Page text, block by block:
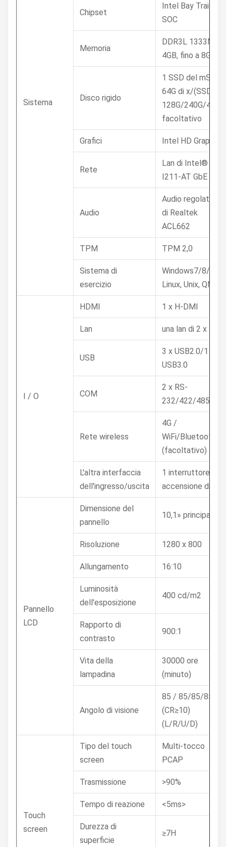
Sistema
Chipset
Intel Bay Trail
SOC
Memoria
DDR3L 1333MHz
4GB, fino a 8GB
Disco rigido
1 SSD del mSATA
64G di x/(SSD
128G/240G/
facoltativo
Grafici Intel HD Graphics
Rete
Lan di Intel®
I211-AT GbE
Audio
Audio regolatore
di Realtek
ACL662
TPM TPM 2,0
Sistema di
esercizio
Windows7/8/10,
Linux, Unix, QNX
I / O
HDMI 1 x H-DMI
Lan una lan di 2 x
USB
3 x USB2.0/1 x
USB3.0
COM
2 x RS-
232/422/485
Rete wireless
4G /
WiFi/Bluetooth
(facoltativo)
L'altra interfaccia
dell'ingresso/uscita
1 interruttore di
accensione di x
Pannello
LCD
Dimensione del
pannello
10,1» principale
Risoluzione 1280 x 800
Allungamento 16:10
Luminosità
dell'esposizione
400 cd/m2
Rapporto di
contrasto
900:1
Vita della
lampadina
30000 ore
(minuto)
Angolo di visione
85 / 85/85/85
(CR≥10)
(L/R/U/D)
Touch
screen
Tipo del touch
screen
Multi-tocco
PCAP
Trasmissione >90%
Tempo di reazione <5ms>
Durezza di
superficie
≥7H